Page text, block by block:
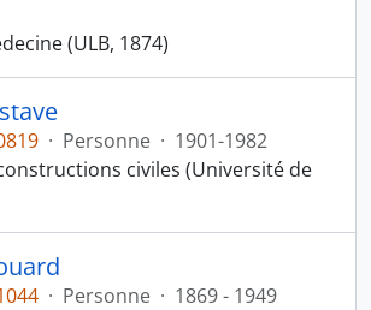
(ULB, 1874)
· Personne · 1901-1982
civiles (Université de
· Personne · 1869 - 1949